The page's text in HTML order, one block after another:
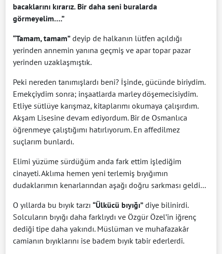
bacaklarını kırarız. Bir daha seni buralarda
görmeyelim….”
“Tamam, tamam” deyip de halkanın lütfen açıldığı
yerinden annemin yanına geçmiş ve apar topar pazar
yerinden uzaklaşmıştık.
Peki nereden tanımışlardı beni? İşinde, gücünde biriydim.
Emekçiydim sonra; inşaatlarda marley döşemecisiydim.
Etliye sütlüye karışmaz, kitaplarımı okumaya çalışırdım.
Akşam Lisesine devam ediyordum. Bir de Osmanlıca
öğrenmeye çalıştığımı hatırlıyorum. En affedilmez
suçlarım bunlardı.
Elimi yüzüme sürdüğüm anda fark ettim işlediğim
cinayeti. Aklıma hemen yeni terlemiş bıyığımın
dudaklarımın kenarlarından aşağı doğru sarkması geldi…
O yıllarda bu bıyık tarzı “Ülkücü bıyığı” diye bilinirdi.
Solcuların bıyığı daha farklıydı ve Özgür Özel’in iğrenç
dediği tipe daha yakındı. Müslüman ve muhafazakâr
camianın bıyıklarını ise badem bıyık tabir ederlerdi.